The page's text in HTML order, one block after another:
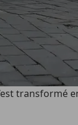
transformé